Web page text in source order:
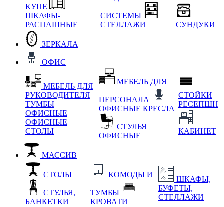
КУПЕ
ШКАФЫ-
РАСПАШНЫЕ
СИСТЕМЫ
СТЕЛЛАЖИ
СУНДУКИ
ЗЕРКАЛА
ОФИС
МЕБЕЛЬ ДЛЯ
РУКОВОДИТЕЛЯ
ТУМБЫ
ОФИСНЫЕ
ОФИСНЫЕ
СТОЛЫ
МЕБЕЛЬ ДЛЯ
ПЕРСОНАЛА
ОФИСНЫЕ КРЕСЛА
СТУЛЬЯ
ОФИСНЫЕ
СТОЙКИ
РЕСЕПШН
КАБИНЕТ
МАССИВ
СТОЛЫ
СТУЛЬЯ,
БАНКЕТКИ
КОМОДЫ И
ТУМБЫ
КРОВАТИ
ШКАФЫ,
БУФЕТЫ,
СТЕЛЛАЖИ